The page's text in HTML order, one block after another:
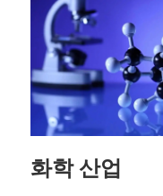
화학 산업